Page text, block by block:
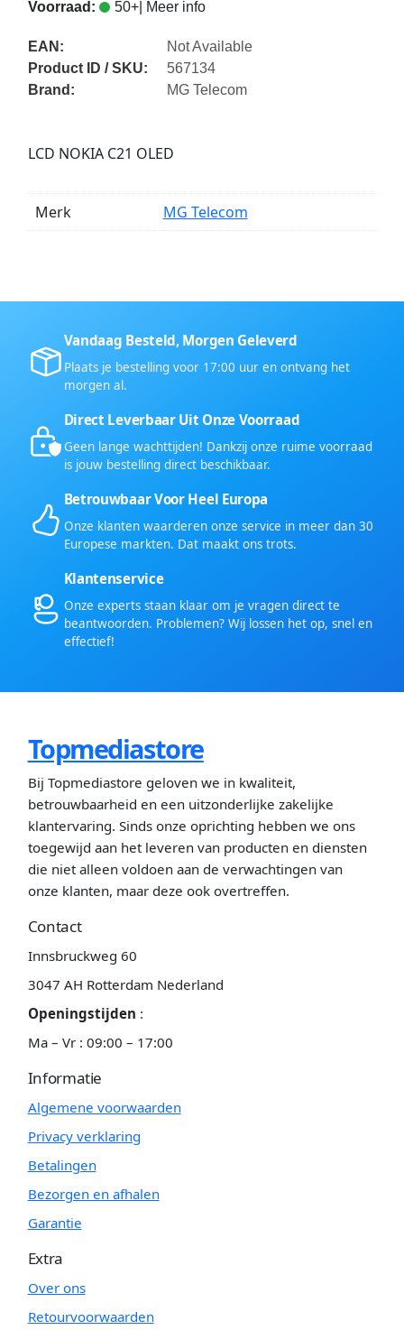
Voorraad: 50+| Meer info
EAN:
Not Available
Product ID / SKU:
567134
Brand:
MG Telecom
LCD NOKIA C21 OLED
Merk MG Telecom
Vandaag Besteld, Morgen Geleverd
Plaats je bestelling voor 17:00 uur en ontvang het
morgen al.
Direct Leverbaar Uit Onze Voorraad
Geen lange wachttijden! Dankzij onze ruime voorraad
is jouw bestelling direct beschikbaar.
Betrouwbaar Voor Heel Europa
Onze klanten waarderen onze service in meer dan 30
Europese markten. Dat maakt ons trots.
Klantenservice
Onze experts staan klaar om je vragen direct te
beantwoorden. Problemen? Wij lossen het op, snel en
effectief!
Topmediastore
Bij Topmediastore geloven we in kwaliteit,
betrouwbaarheid en een uitzonderlijke zakelijke
klantervaring. Sinds onze oprichting hebben we ons
toegewijd aan het leveren van producten en diensten
die niet alleen voldoen aan de verwachtingen van
onze klanten, maar deze ook overtreffen.
Contact
Innsbruckweg 60
3047 AH Rotterdam Nederland
Openingstijden :
Ma – Vr : 09:00 – 17:00
Informatie
Algemene voorwaarden
Privacy verklaring
Betalingen
Bezorgen en afhalen
Garantie
Extra
Over ons
Retourvoorwaarden